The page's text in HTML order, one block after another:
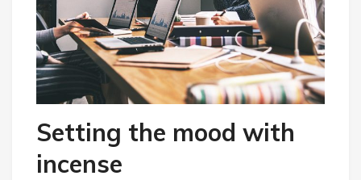
Setting the mood with
incense